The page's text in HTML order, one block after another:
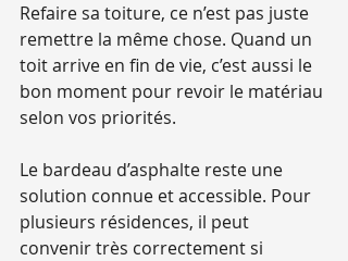
Refaire sa toiture, ce n’est pas juste
remettre la même chose. Quand un
toit arrive en fin de vie, c’est aussi le
bon moment pour revoir le matériau
selon vos priorités.
Le bardeau d’asphalte reste une
solution connue et accessible. Pour
plusieurs résidences, il peut
convenir très correctement si